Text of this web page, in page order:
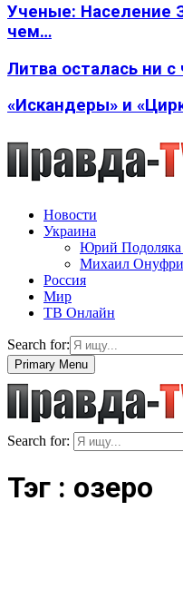
Ученые: Население
чем…
Литва осталась ни
«Искандеры» и
Новости
Украина
Юрий
Михаил
Россия
Мир
ТВ Онлайн
Search for:
Primary Menu
Search for:
Тэг : озеро